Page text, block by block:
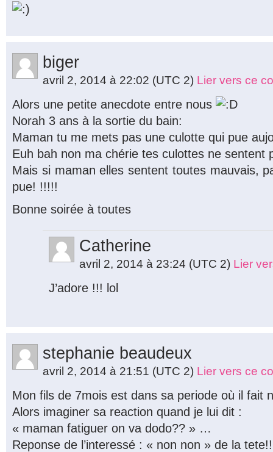
biger
avril 2, 2014 à 22:02 (UTC 2) Lier vers ce
Alors une petite anecdote entre nous
Norah 3 ans à la sortie du bain:
Maman tu me mets pas une culotte qui pue
Euh bah non ma chérie tes culottes ne sentent
Mais si maman elles sentent toutes mauvais,
pue! !!!!!
Bonne soirée à toutes
Catherine
avril 2, 2014 à 23:24 (UTC 2) Lier
J’adore !!! lol
stephanie beaudeux
avril 2, 2014 à 21:51 (UTC 2) Lier vers ce
Mon fils de 7mois est dans sa periode où il fait
Alors imaginer sa reaction quand je lui dit :
« maman fatiguer on va dodo?? » …
Reponse de l’interessé : « non non » de la